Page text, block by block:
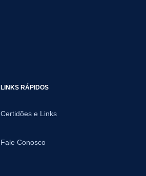
LINKS RÁPIDOS
Certidões e Links
Fale Conosco